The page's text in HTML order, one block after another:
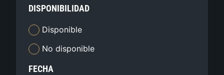
DISPONIBILIDAD
Disponible
No disponible
FECHA